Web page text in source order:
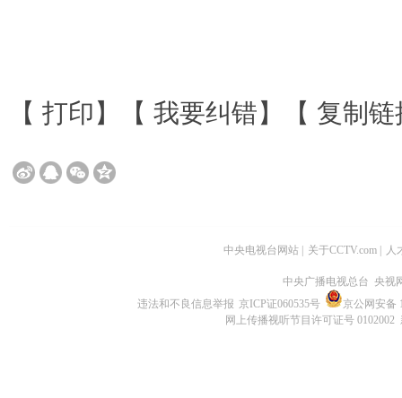
【 打印 】【 我要纠错】【 复制链
中央电视台网站 关于CCTV.com 人
中央广播电视总台 央视
违法和不良信息举报 京ICP证060535号
京公网安备
网上传播视听节目许可证号 0102002